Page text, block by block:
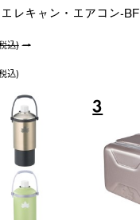
エレキャン・エアコン-BF
込)
込)
3